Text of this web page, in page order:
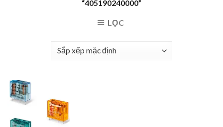
“405190240000”
LỌC